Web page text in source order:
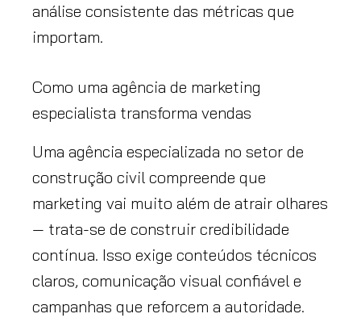
análise consistente das métricas que
importam.
Como uma agência de marketing
especialista transforma vendas
Uma agência especializada no setor de
construção civil compreende que
marketing vai muito além de atrair olhares
— trata-se de construir credibilidade
contínua. Isso exige conteúdos técnicos
claros, comunicação visual confiável e
campanhas que reforcem a autoridade.